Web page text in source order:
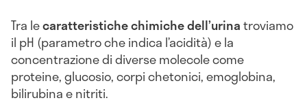
Tra lecaratteristiche chimiche dell’urinatroviamo
il pH (parametro che indica l’acidità) e la
concentrazione di diverse molecole come
proteine, glucosio, corpi chetonici, emoglobina,
bilirubina e nitriti.